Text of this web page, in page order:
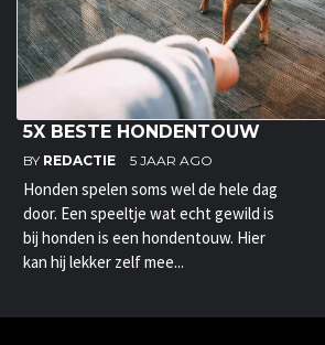
5X BESTE HONDENTOUW
BY REDACTIE 5 JAAR AGO
Honden spelen soms wel de hele dag
door. Een speeltje wat echt gewild is
bij honden is een hondentouw. Hier
kan hij lekker zelf mee...